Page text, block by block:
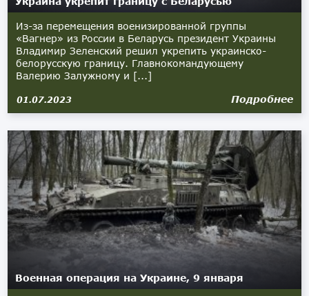
Из-за перемещения военизированной группы
«Вагнер» из России в Беларусь президент Украины
Владимир Зеленский решил укрепить украинско-
белорусскую границу. Главнокомандующему
Валерию Залужному и [...]
01.07.2023 Подробнее
Военная операция на Украине, 9 января